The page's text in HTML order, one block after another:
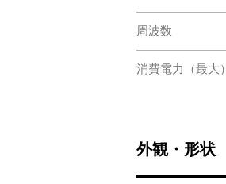
周波数
消費電力（最大）
外観・形状